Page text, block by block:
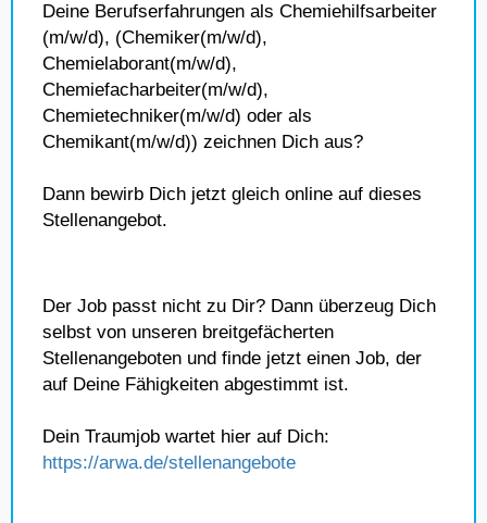
Deine Berufserfahrungen als Chemiehilfsarbeiter
(m/w/d), (Chemiker(m/w/d),
Chemielaborant(m/w/d),
Chemiefacharbeiter(m/w/d),
Chemietechniker(m/w/d) oder als
Chemikant(m/w/d)) zeichnen Dich aus?
Dann bewirb Dich jetzt gleich online auf dieses
Stellenangebot.
Der Job passt nicht zu Dir? Dann überzeug Dich
selbst von unseren breitgefächerten
Stellenangeboten und finde jetzt einen Job, der
auf Deine Fähigkeiten abgestimmt ist.
Dein Traumjob wartet hier auf Dich:
https://arwa.de/stellenangebote